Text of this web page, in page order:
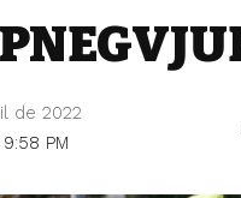
PM
de 2022